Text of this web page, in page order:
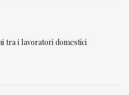
tra i lavoratori domestici